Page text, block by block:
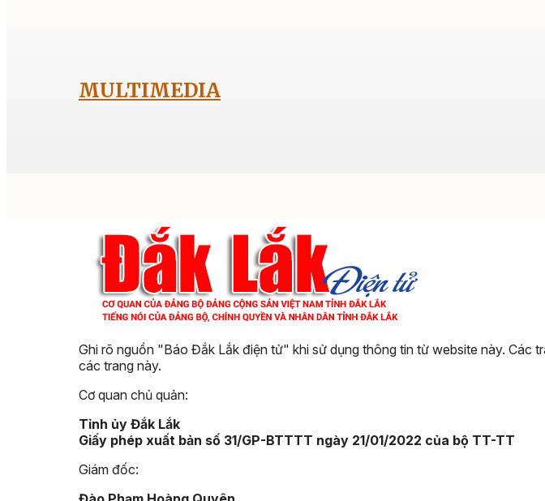
MULTIMEDIA
Ghi rõ nguồn "Báo Đắk Lắk điện tử" khi sử dụng thông tin từ website này. Các
các trang này.
Cơ quan chủ quản:
Tỉnh ủy Đắk Lắk
Giấy phép xuất bản số 31/GP-BTTTT ngày 21/01/2022 của bộ TT-TT
Giám đốc: